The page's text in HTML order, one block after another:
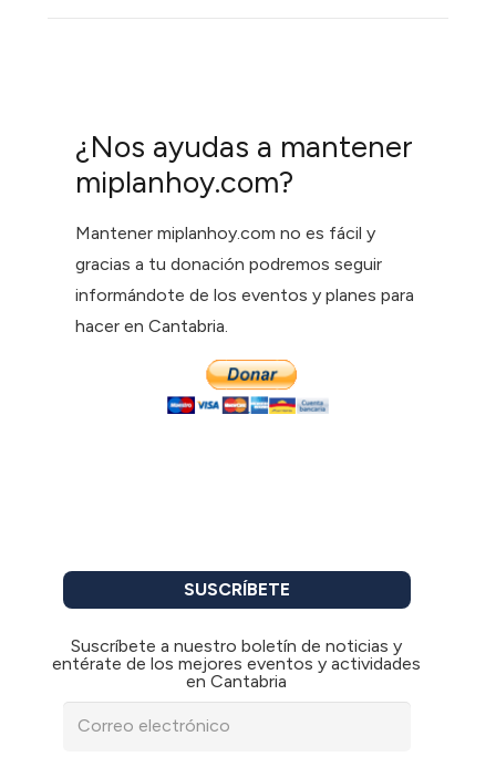
¿Nos ayudas a mantener
miplanhoy.com?
Mantener miplanhoy.com no es fácil y
gracias a tu donación podremos seguir
informándote de los eventos y planes para
hacer en Cantabria.
SUSCRÍBETE
Suscríbete a nuestro boletín de noticias y
entérate de los mejores eventos y actividades
en Cantabria